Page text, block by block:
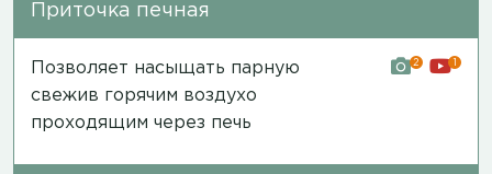
Приточка печная
Позволяет насыщать парную
свежив горячим воздухо
проходящим через печь
2 1